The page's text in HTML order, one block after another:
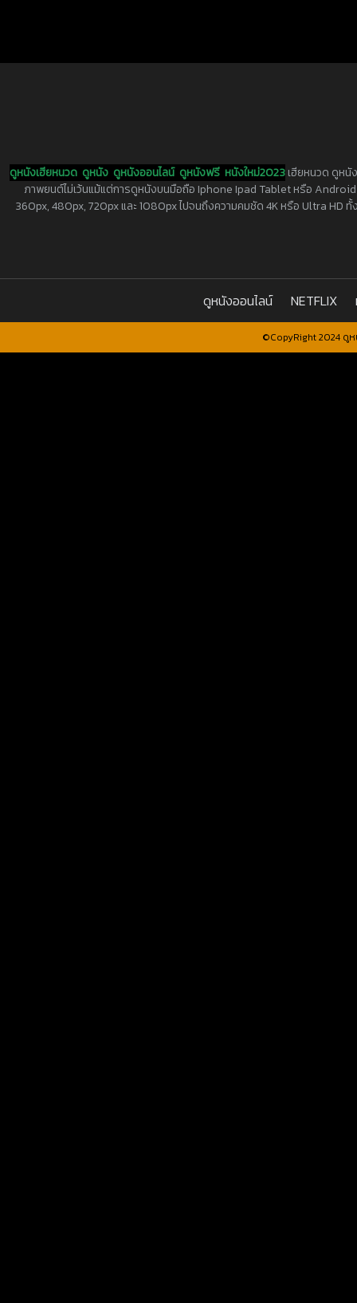
ดูหนังเฮียหนวด ดูหนัง ดูหนังออนไลน์ ดูหนังฟรี หนังใหม่2023เฮียหนวด ดูหนั
ภาพยนต์ไม่เว้นแม้แต่การดูหนังบนมือถือ Iphone Ipad Tablet หรือ
360px, 480px, 720px และ 1080px ไปจนถึงความคมชัด 4K หรือ Ultra HD
ดูหนังออนไลน์ NETFLIX
©CopyRight 2024 ดู